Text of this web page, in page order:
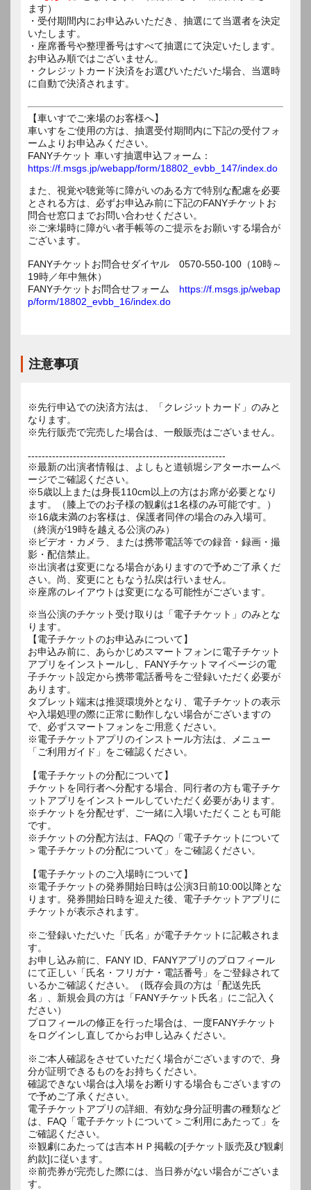
ます）
・受付期間内にお申込みいただき、抽選にて当選者を決定
いたします。
・座席番号や整理番号はすべて抽選にて決定いたします。
お申込み順ではございません。
・クレジットカード決済をお選びいただいた場合、当選時
に自動で決済されます。
【車いすでご来場のお客様へ】
車いすをご使用の方は、抽選受付期間内に下記の受付フォ
ームよりお申込みください。
FANYチケット 車いす抽選申込フォーム：
https://f.msgs.jp/webapp/form/18802_evbb_147/index.do
また、視覚や聴覚等に障がいのある方で特別な配慮を必要
とされる方は、必ずお申込み前に下記のFANYチケットお
問合せ窓口までお問い合わせください。
※ご来場時に障がい者手帳等のご提示をお願いする場合が
ございます。
FANYチケットお問合せダイヤル 0570-550-100（10時～
19時／年中無休）
FANYチケットお問合せフォーム https://f.msgs.jp/webap
p/form/18802_evbb_16/index.do
注意事項
※先行申込での決済方法は、「クレジットカード」のみと
なります。
※先行販売で完売した場合は、一般販売はございません。
---------------------------------------------------------
※最新の出演者情報は、よしもと道頓堀シアターホームペ
ージでご確認ください。
※5歳以上または身長110cm以上の方はお席が必要となり
ます。（膝上でのお子様の観劇は1名様のみ可能です。）
※16歳未満のお客様は、保護者同伴の場合のみ入場可。
（終演が19時を越える公演のみ）
※ビデオ・カメラ、または携帯電話等での録音・録画・撮
影・配信禁止。
※出演者は変更になる場合がありますので予めご了承くだ
さい。尚、変更にともなう払戻は行いません。
※座席のレイアウトは変更になる可能性がございます。
※当公演のチケット受け取りは「電子チケット」のみとな
ります。
【電子チケットのお申込みについて】
お申込み前に、あらかじめスマートフォンに電子チケット
アプリをインストールし、FANYチケットマイページの電
子チケット設定から携帯電話番号をご登録いただく必要が
あります。
タブレット端末は推奨環境外となり、電子チケットの表示
や入場処理の際に正常に動作しない場合がございますの
で、必ずスマートフォンをご用意ください。
※電子チケットアプリのインストール方法は、メニュー
「ご利用ガイド」をご確認ください。
【電子チケットの分配について】
チケットを同行者へ分配する場合、同行者の方も電子チケ
ットアプリをインストールしていただく必要があります。
※チケットを分配せず、ご一緒に入場いただくことも可能
です。
※チケットの分配方法は、FAQの「電子チケットについて
＞電子チケットの分配について」をご確認ください。
【電子チケットのご入場時について】
※電子チケットの発券開始日時は公演3日前10:00以降とな
ります。発券開始日時を迎えた後、電子チケットアプリに
チケットが表示されます。
※ご登録いただいた「氏名」が電子チケットに記載されま
す。
お申し込み前に、FANY ID、FANYアプリのプロフィール
にて正しい「氏名・フリガナ・電話番号」をご登録されて
いるかご確認ください。（既存会員の方は「配送先氏
名」、新規会員の方は「FANYチケット氏名」にご記入く
ださい）
プロフィールの修正を行った場合は、一度FANYチケット
をログインし直してからお申し込みください。
※ご本人確認をさせていただく場合がございますので、身
分が証明できるものをお持ちください。
確認できない場合は入場をお断りする場合もございますの
で予めご了承ください。
電子チケットアプリの詳細、有効な身分証明書の種類など
は、FAQ「電子チケットについて＞ご利用にあたって」を
ご確認ください。
※観劇にあたっては吉本ＨＰ掲載の[チケット販売及び観劇
約款]に従います。
※前売券が完売した際には、当日券がない場合がございま
す。